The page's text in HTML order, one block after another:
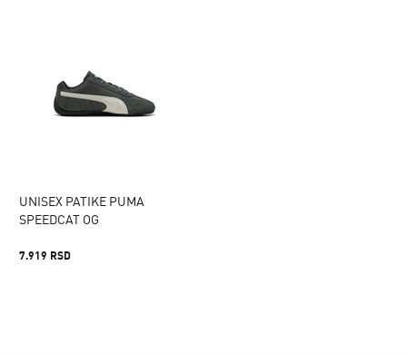
UNISEX PATIKE PUMA
SPEEDCAT OG
7.919 RSD